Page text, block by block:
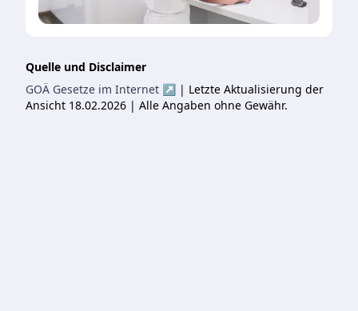
Quelle und Disclaimer
GOÄ Gesetze im Internet ↗ | Letzte Aktualisierung der
Ansicht 18.02.2026 | Alle Angaben ohne Gewähr.